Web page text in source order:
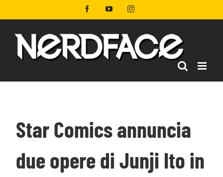
al
FacebookYouTubeInstagram
Star Comics annuncia
due opere di Junji Ito in